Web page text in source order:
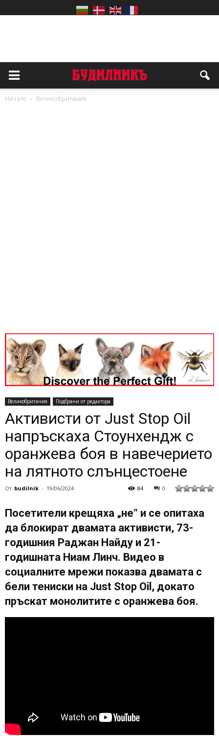
Начало Великобритания
Великобритания Подбрани от редактора
Активисти от Just Stop Oil
напръскаха Стоунхендж с
оранжева боя в навечерието
на лятното слънцестоене
От budilnik - 19/06/2024 0
84
Посетители крещяха „не“ и се опитаха
да блокират двамата активисти, 73-
годишния Раджан Найду и 21-
годишната Ниам Линч. Видео в
социалните мрежи показва двамата с
бели тениски на Just Stop Oil, докато
пръскат монолитите с оранжева боя.